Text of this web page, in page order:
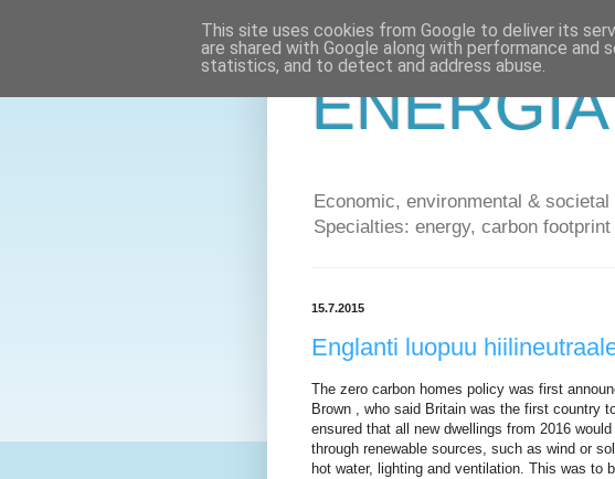
Economic, environmental &
Specialties: energy, carbon
15.7.2015
Englanti luopuu
The zero carbon homes policy was first
Brown , who said Britain was the first country
ensured that all new dwellings from 2016
through renewable sources, such as wind or
hot water, lighting and ventilation. This was to
This site uses cookies from Google to deliver its
are shared with Google along with performance
statistics, and to detect and address abuse.